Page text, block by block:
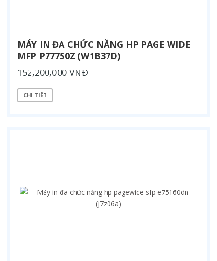
MÁY IN ĐA CHỨC NĂNG HP PAGE WIDE
MFP P77750Z (W1B37D)
152,200,000 VNĐ
CHI TIẾT